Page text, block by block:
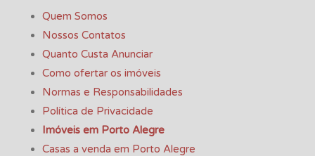
Quem Somos
Nossos Contatos
Quanto Custa Anunciar
Como ofertar os imóveis
Normas e Responsabilidades
Política de Privacidade
Imóveis em Porto Alegre
Casas a venda em Porto Alegre